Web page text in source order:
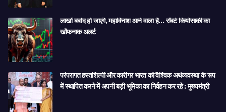
लाखों बर्बाद हो जाएंगे, महाविनाश आने वाला है… रॉबर्ट कियोसाकी का
खौफनाक अलर्ट
परंपरागत हस्तशिल्पी और कारीगर भारत को वैश्विक अर्थव्यवस्था के रूप
में स्थापित करने में अपनी बड़ी भूमिका का निर्वहन कर रहे : मुख्यमंत्री